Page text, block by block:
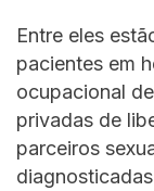
Entre eles
pacientes em
ocupacional
privadas de
parceiros